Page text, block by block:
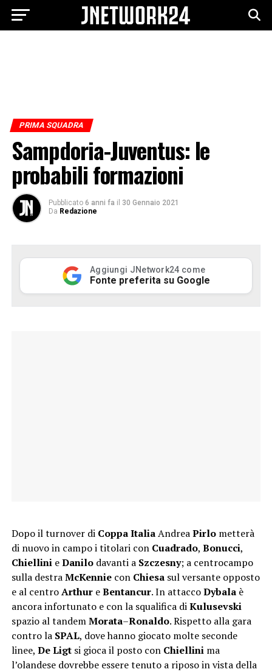
PRIMA SQUADRA
Sampdoria-Juventus: le
probabili formazioni
Pubblicato 6 anni fa il 30 Gennaio 2021
Da Redazione
Aggiungi JNetwork24 come
Fonte preferita su Google
Dopo il turnover di Coppa ItaliaAndreaPirlo metterà
di nuovo in campo i titolari con Cuadrado, Bonucci,
Chiellini eDanilo davanti a Szczesny; a centrocampo
sulla destraMcKennie con Chiesa sul versante opposto
e al centroArthur eBentancur. In attaccoDybala è
ancora infortunato e con la squalifica diKulusevski
spazio al tandemMorata–Ronaldo. Rispetto alla gara
contro la SPAL, dove hanno giocato molte seconde
linee, De Ligtsi gioca il posto con Chiellini ma
l’olandese dovrebbe essere tenuto a riposo in vista della